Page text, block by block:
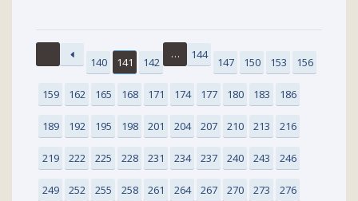
140 141 142
… 144
147 150 153 156
159 162 165 168 171 174 177 180 183 186
189 192 195 198 201 204 207 210 213 216
219 222 225 228 231 234 237 240 243 246
249 252 255 258 261 264 267 270 273 276